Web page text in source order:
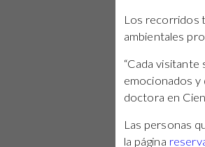
Los recorridos
ambientales
“Cada
emocionados y
doctora en
Las personas
la página